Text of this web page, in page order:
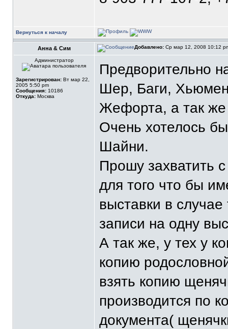
Вернуться к началу
Анна & Сим Добавлено: Ср мар 12, 2008 10:12
Администратор
Зарегистрирован: Вт мар 22,
2005 5:50 pm
Сообщения: 10186
Откуда: Москва
Предворительно
Шер, Баги,
Жефорта, а так
Очень хотелось
Шайни.
Прошу захватить
для того что бы
выставки в
записи на одну
А так же, у тех у
копию
взять копию
производится по
документа(